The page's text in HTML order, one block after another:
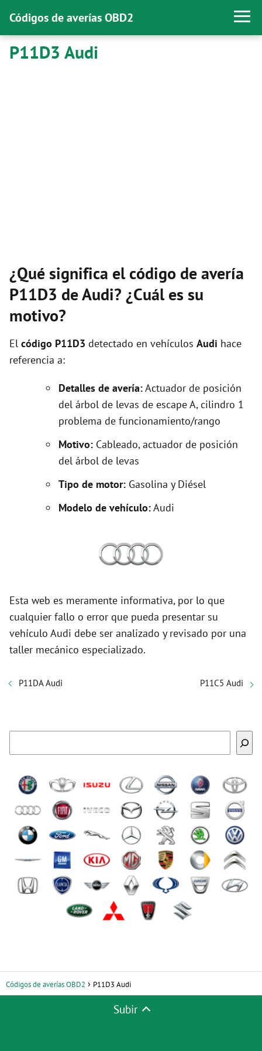
Códigos de averías OBD2
P11D3 Audi
¿Qué significa el código de avería
P11D3 de Audi? ¿Cuál es su
motivo?
El código P11D3 detectado en vehículos Audi hace
referencia a:
Detalles de avería:Actuador de posición
del árbol de levas de escape A, cilindro 1
problema de funcionamiento/rango
Motivo: Cableado, actuador de posición
del árbol de levas
Tipo de motor: Gasolina y Diésel
Modelo de vehículo:Audi
Esta web es meramente informativa, por lo que
cualquier fallo o error que pueda presentar su
vehículo Audi debe ser analizado y revisado por una
taller mecánico especializado.
P11DA Audi P11C5 Audi
Códigos de averías OBD2 P11D3 Audi
Subir